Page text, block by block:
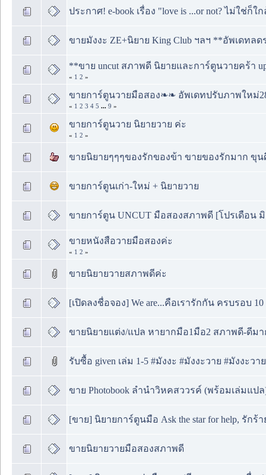
ประกาศ! e-book เรื่อง "love is ...or not? ไม่ใช่ก็ใ
ขายมังงะ ZE+นิยาย King Club ฯลฯ **อัพเดทลด
**ขาย uncut สภาพดี นิยายและการ์ตูนวายคร้า
« 1 2 »
ขายการ์ตูนวายมือสอง❧❧ อัพเดทปรับภาพใหม่
« 1 2 3 4 5 ... 9 »
ขายการ์ตูนวาย นิยายวาย ค่ะ
« 1 2 »
ขายนิยายๆๆๆของรักของข้า ขายของรักมาก ขุน
ขายการ์ตูนเก่า-ใหม่ + นิยายวาย
ขายการ์ตูน UNCUT มือสองสภาพดี [โปรเดือน มิ
ขายหนังสือวายมือสองค่ะ
« 1 2 »
ขายนิยายวายสภาพดีค่ะ
[เปิดลงชื่อจอง] We are...คือเรารักกัน ครบรอบ 10
ขายนิยายแต่ง/แปล หายากมือ1มือ2 สภาพดี-ดีมาก
รับซื้อ given เล่ม 1-5 #มังงะ #มังงะวาย #มังงะวา
ขาย Photobook ลำนำวิหคสววรค์ (พร้อมเล่มแป
[ขาย] นิยายการ์ตูนมือ Ask the star for help, รักร้
ขายนิยายวายมือสองสภาพดี